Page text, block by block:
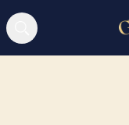
Sök